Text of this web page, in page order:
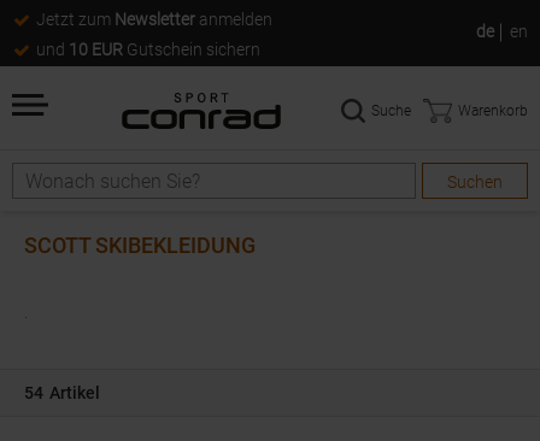
Jetzt zum Newsletter anmelden
und 10 EUR Gutschein sichern
de en
Suche
Suchen
Suche Warenkorb
SCOTT SKIBEKLEIDUNG
54 Artikel